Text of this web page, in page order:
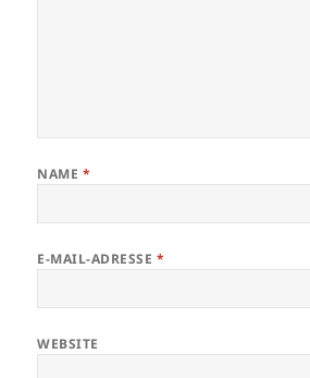
NAME *
E-MAIL-ADRESSE *
WEBSITE